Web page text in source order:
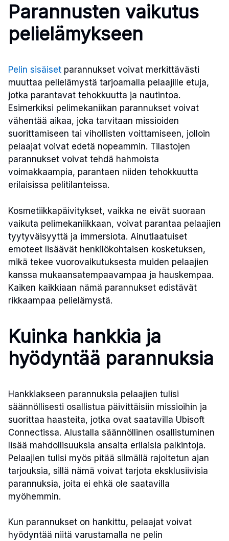
Parannusten vaikutus
pelielämykseen
Pelin sisäiset parannukset voivat merkittävästi
muuttaa pelielämystä tarjoamalla pelaajille etuja,
jotka parantavat tehokkuutta ja nautintoa.
Esimerkiksi pelimekaniikan parannukset voivat
vähentää aikaa, joka tarvitaan missioiden
suorittamiseen tai vihollisten voittamiseen, jolloin
pelaajat voivat edetä nopeammin. Tilastojen
parannukset voivat tehdä hahmoista
voimakkaampia, parantaen niiden tehokkuutta
erilaisissa pelitilanteissa.
Kosmetiikkapäivitykset, vaikka ne eivät suoraan
vaikuta pelimekaniikkaan, voivat parantaa pelaajien
tyytyväisyyttä ja immersiota. Ainutlaatuiset
emoteet lisäävät henkilökohtaisen kosketuksen,
mikä tekee vuorovaikutuksesta muiden pelaajien
kanssa mukaansatempaavampaa ja hauskempaa.
Kaiken kaikkiaan nämä parannukset edistävät
rikkaampaa pelielämystä.
Kuinka hankkia ja
hyödyntää parannuksia
Hankkiakseen parannuksia pelaajien tulisi
säännöllisesti osallistua päivittäisiin missioihin ja
suorittaa haasteita, jotka ovat saatavilla Ubisoft
Connectissa. Alustalla säännöllinen osallistuminen
lisää mahdollisuuksia ansaita erilaisia palkintoja.
Pelaajien tulisi myös pitää silmällä rajoitetun ajan
tarjouksia, sillä nämä voivat tarjota eksklusiivisia
parannuksia, joita ei ehkä ole saatavilla
myöhemmin.
Kun parannukset on hankittu, pelaajat voivat
hyödyntää niitä varustamalla ne pelin